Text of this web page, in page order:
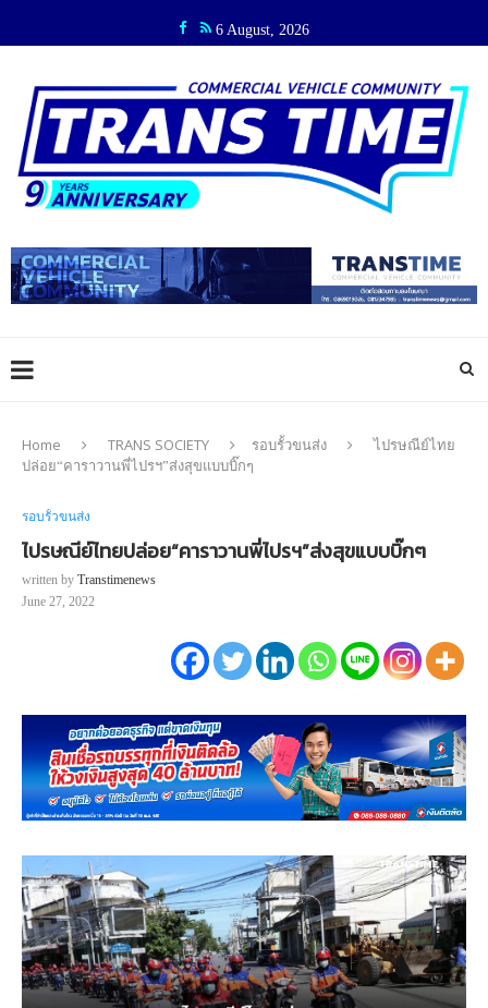
6 August, 2026
Home TRANS SOCIETY รอบรั้วขนส่ง
ไปรษณีย์ไทย
ปล่อย“คาราวานพี่ไปรฯ”ส่งสุขแบบบิ๊กๆ
รอบรั้วขนส่ง
ไปรษณีย์ไทยปล่อย“คาราวานพี่ไปรฯ”ส่งสุขแบบบิ๊กๆ
written by Transtimenews
June 27, 2022